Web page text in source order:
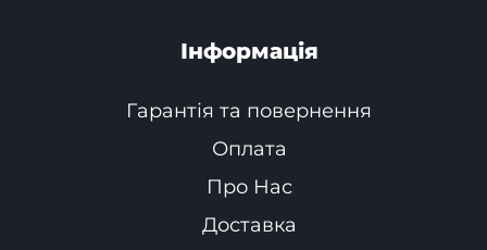
Інформація
Гарантія та повернення
Оплата
Про Нас
Доставка